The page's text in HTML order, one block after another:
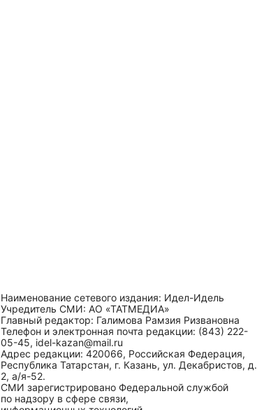
Наименование сетевого издания: Идел-Идель
Учредитель СМИ: АО «ТАТМЕДИА»
Главный редактор: Галимова Рамзия Ризвановна
Телефон и электронная почта редакции: (843) 222-
05-45, idel-kazan@mail.ru
Адрес редакции: 420066, Российская Федерация,
Республика Татарстан, г. Казань, ул. Декабристов, д.
2, а/я-52.
СМИ зарегистрировано Федеральной службой
по надзору в сфере связи,